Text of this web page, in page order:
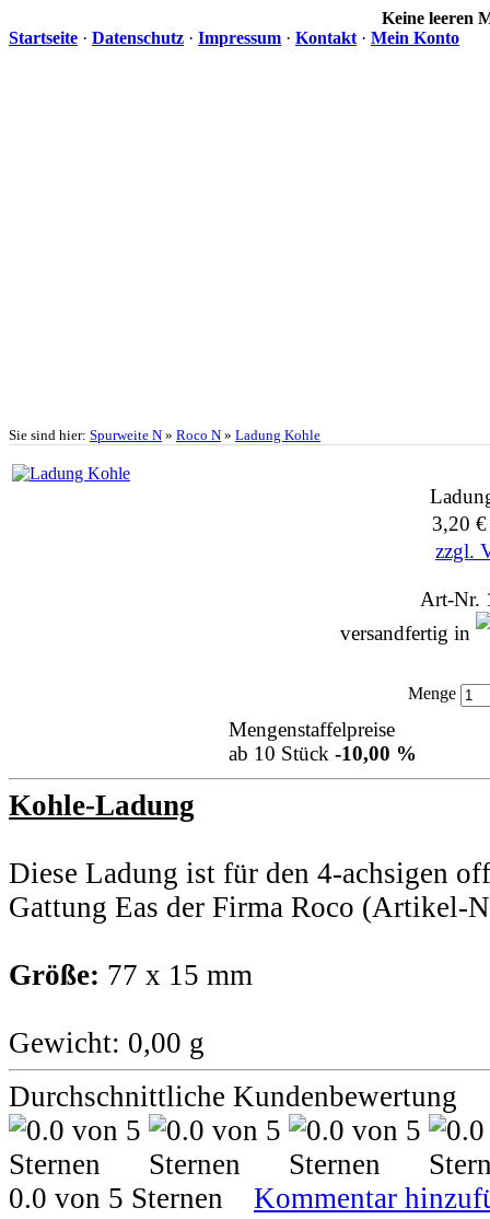
Keine leeren
Startseite · Datenschutz · Impressum · Kontakt · Mein Konto
Sie sind hier: Spurweite N » Roco N » Ladung Kohle
3,20
zzgl.
Art-Nr.
versandfertig in
Menge
Mengenstaffelpreise
ab 10 Stück -10,00 %
Kohle-Ladung
Diese Ladung ist für den 4-achsigen
Gattung Eas der Firma Roco (Artikel-
Größe: 77 x 15 mm
Gewicht: 0,00 g
Durchschnittliche Kundenbewertung
0.0 von 5 Sternen Kommentar